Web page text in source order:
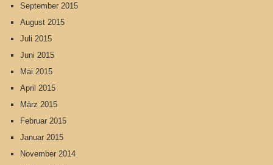
September 2015
August 2015
Juli 2015
Juni 2015
Mai 2015
April 2015
März 2015
Februar 2015
Januar 2015
November 2014